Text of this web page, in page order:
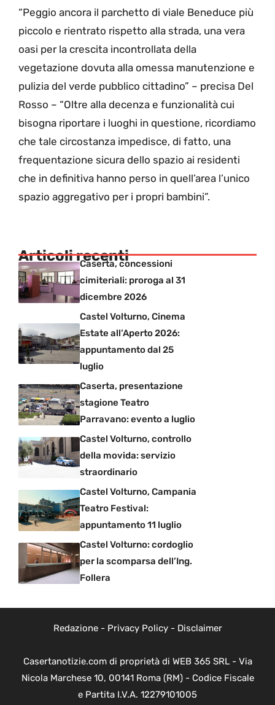
“Peggio ancora il parchetto di viale Beneduce più
piccolo e rientrato rispetto alla strada, una vera
oasi per la crescita incontrollata della
vegetazione dovuta alla omessa manutenzione e
pulizia del verde pubblico cittadino” – precisa Del
Rosso – “Oltre alla decenza e funzionalità cui
bisogna riportare i luoghi in questione, ricordiamo
che tale circostanza impedisce, di fatto, una
frequentazione sicura dello spazio ai residenti
che in definitiva hanno perso in quell’area l’unico
spazio aggregativo per i propri bambini”.
Articoli recenti
Caserta, concessioni
cimiteriali: proroga al 31
dicembre 2026
Castel Volturno, Cinema
Estate all’Aperto 2026:
appuntamento dal 25
luglio
Caserta, presentazione
stagione Teatro
Parravano: evento a luglio
Castel Volturno, controllo
della movida: servizio
straordinario
Castel Volturno, Campania
Teatro Festival:
appuntamento 11 luglio
Castel Volturno: cordoglio
per la scomparsa dell’Ing.
Follera
Redazione- Privacy Policy- Disclaimer
Casertanotizie.com di proprietà di WEB 365 SRL - Via
Nicola Marchese 10, 00141 Roma (RM) - Codice Fiscale
e Partita I.V.A. 12279101005